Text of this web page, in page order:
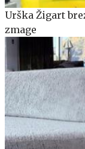
Urška Žigart
zmage